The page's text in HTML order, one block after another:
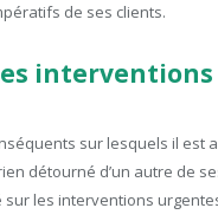
de ses clients.
interventions
sur lesquels il est
détourné d’un autre de
sur les interventions